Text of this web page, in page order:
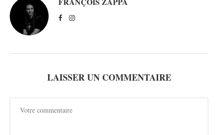
LAISSER UN COMMENTAIRE